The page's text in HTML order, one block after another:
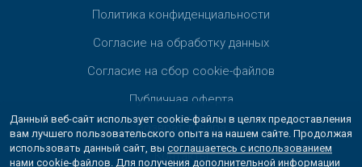
Политика конфиденциальности
Согласие на обработку данных
Согласие на сбор cookie-файлов
Публичная оферта
Возврат товара
Контакты
Данный веб-сайт использует cookie-файлы в целях предоставления
вам лучшего пользовательского опыта на нашем сайте. Продолжая
использовать данный сайт, вы соглашаетесь с использованием
нами cookie-файлов. Для получения дополнительной информации